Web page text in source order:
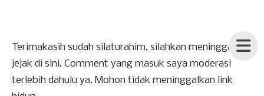
Terimakasih sudah silaturahim, silahkan meninggalkan
jejak di sini. Comment yang masuk saya moderasi
terlebih dahulu ya. Mohon tidak meninggalkan link